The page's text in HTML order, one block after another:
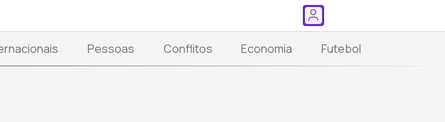
Pessoas Conflitos Economia Futebol